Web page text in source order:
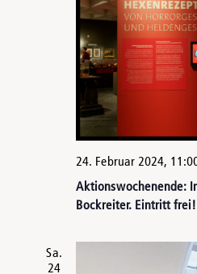
Aktionswochenende:
Bockreiter. Eintritt frei!
24. Februar 2024,
Sa.
24